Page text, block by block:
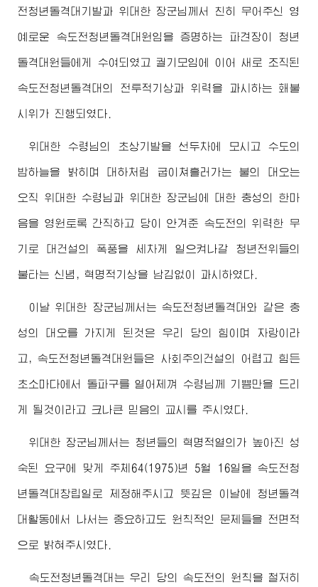
전청년돌격대기발과 위대한 장군님께서 친히 무어주신 영
예로운 속도전청년돌격대원임을 증명하는 파견장이 청년
돌격대원들에게 수여되였고 궐기모임에 이어 새로 조직된
속도전청년돌격대의 전투적기상과 위력을 과시하는 홰불
시위가 진행되였다.
위대한 수령님의 초상기발을 선두차에 모시고 수도의
밤하늘을 밝히며 대하처럼 굽이쳐흘러가는 불의 대오는
오직 위대한 수령님 과 위대한 장군님에 대한 충성의 한마
음을 영원토록 간직하고 당이 안겨준 속도전의 위력한 무
기로 대건설의 폭풍을 세차게 일으켜나갈 청년전위들의
불타는 신념, 혁명적기상을 남김없이 과시하였다.
이날위대한 장군님께서 는 속도전청년돌격대와 같은 충
성의 대오를 가지게 된것은 우리 당의 힘이며 자랑이라
고, 속도전청년돌격대원들은 사회주의건설의 어렵고 힘든
초소마다에서 돌파구를 열어제껴 수령님 께 기쁨만을 드리
게 될것이라고 크나큰 믿음의 교시를 주시였다.
위대한 장군님께서는 청년들의 혁명적열의가 높아진 성
숙된 요구에 맞게 주체64(1975)년 5월 16일을 속도전청
년돌격대창립일로 제정해주시고 뜻깊은 이날에 청년돌격
대활동에서 나서는 중요하고도 원칙적인 문제들을 전면적
으로 밝혀주시였다.
속도전청년돌격대는 우리 당의 속도전의 원칙을 철저히